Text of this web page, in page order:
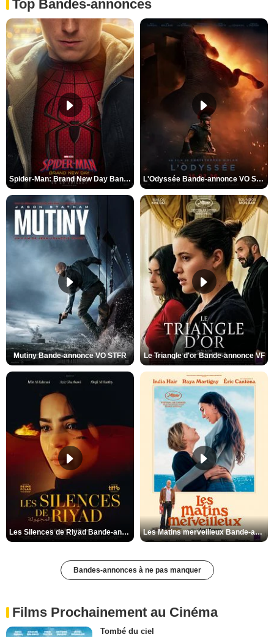
Top Bandes-annonces
Spider-Man: Brand New Day Bande-annonce VO STFR L'Odyssée Bande-annonce VO STFR
Mutiny Bande-annonce VO STFR Le Triangle d'or Bande-annonce VF
Les Silences de Riyad Bande-annonce VO STFR Les Matins merveilleux Bande-annonce VF
Bandes-annonces à ne pas manquer
Films Prochainement au Cinéma
Tombé du ciel